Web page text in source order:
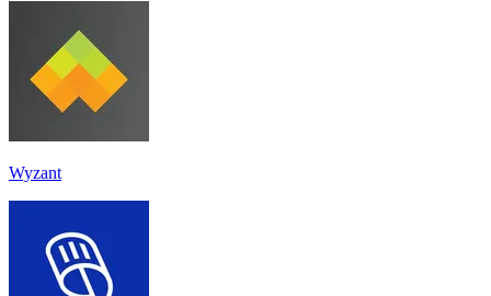
Wyzant